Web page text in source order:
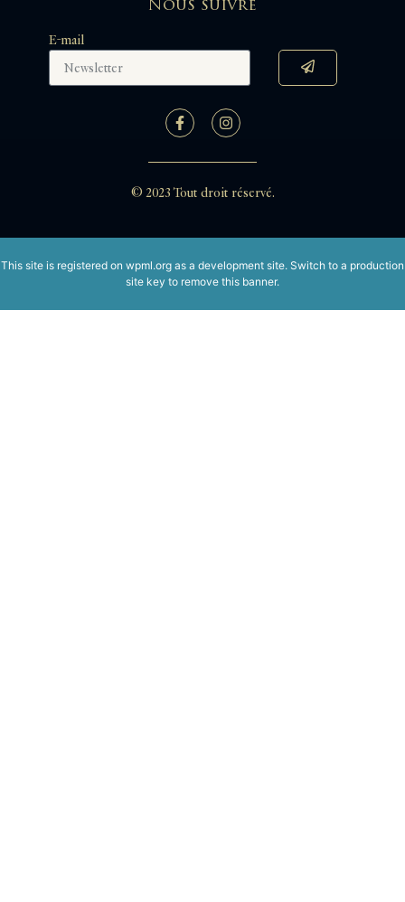
Nous suivre
E-mail
© 2023 Tout droit réservé.
This site is registered on wpml.org as a development site. Switch to a production
site key to remove this banner.